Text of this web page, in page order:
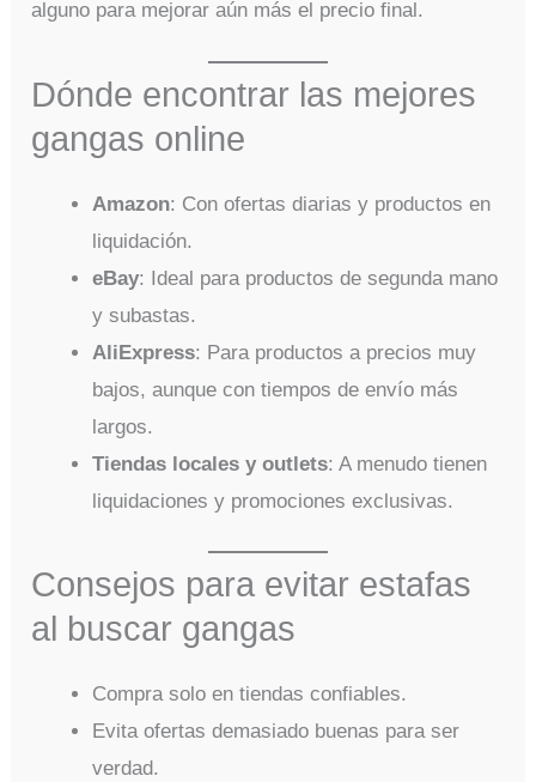
alguno para mejorar aún más el precio final.
Dónde encontrar las mejores
gangas online
Amazon: Con ofertas diarias y productos en
liquidación.
eBay: Ideal para productos de segunda mano
y subastas.
AliExpress: Para productos a precios muy
bajos, aunque con tiempos de envío más
largos.
Tiendas locales y outlets: A menudo tienen
liquidaciones y promociones exclusivas.
Consejos para evitar estafas
al buscar gangas
Compra solo en tiendas confiables.
Evita ofertas demasiado buenas para ser
verdad.